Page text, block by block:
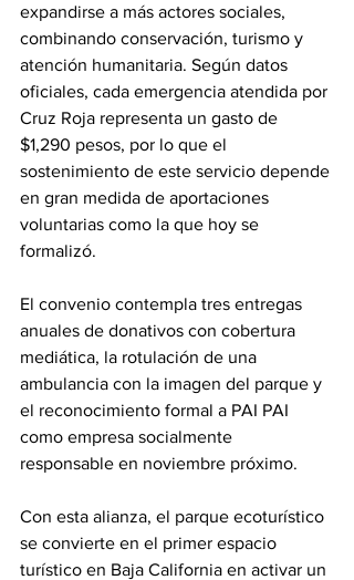
expandirse a más actores sociales,
combinando conservación, turismo y
atención humanitaria. Según datos
oficiales, cada emergencia atendida por
Cruz Roja representa un gasto de
$1,290 pesos, por lo que el
sostenimiento de este servicio depende
en gran medida de aportaciones
voluntarias como la que hoy se
formalizó.
El convenio contempla tres entregas
anuales de donativos con cobertura
mediática, la rotulación de una
ambulancia con la imagen del parque y
el reconocimiento formal a PAI PAI
como empresa socialmente
responsable en noviembre próximo.
Con esta alianza, el parque ecoturístico
se convierte en el primer espacio
turístico en Baja California en activar un